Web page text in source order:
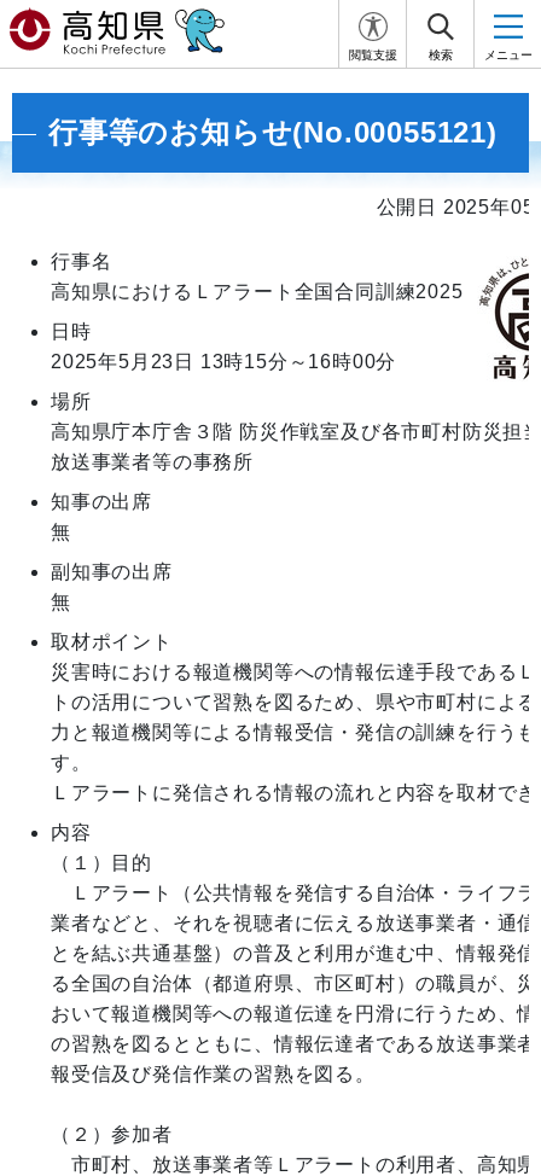
閲覧支援 検索 メニュー
行事等のお知らせ(No.00055121)
公開日 2025年05
行事名
高知県におけるＬアラート全国合同訓練2025
日時
2025年5月23日
13時15分～16時00分
場所
高知県庁本庁舎３階 防災作戦室及び各市町村防災担
放送事業者等の事務所
知事の出席
無
副知事の出席
無
取材ポイント
災害時における報道機関等への情報伝達手段である
トの活用について習熟を図るため、県や市町村によ
力と報道機関等による情報受信・発信の訓練を行う
す。
内容
（１）目的
Ｌアラート（公共情報を発信する自治体・ライフラ
業者などと、それを視聴者に伝える放送事業者・通
とを結ぶ共通基盤）の普及と利用が進む中、情報発
る全国の自治体（都道府県、市区町村）の職員が、
おいて報道機関等への報道伝達を円滑に行うため、
の習熟を図るとともに、情報伝達者である放送事業
報受信及び発信作業の習熟を図る。
（２）参加者
市町村、放送事業者等Ｌアラートの利用者、高知県